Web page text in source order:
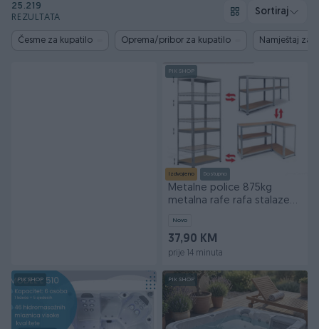
25.219
REZULTATA
Sortiraj
Česme za kupatilo Oprema/pribor za kupatilo Namještaj za
PIK SHOP
Izdvojeno Dostupno
Metalne police 875kg
metalna rafe rafa stalaze
Novo
37,90 KM
prije 14 minuta
PIK SHOP PIK SHOP